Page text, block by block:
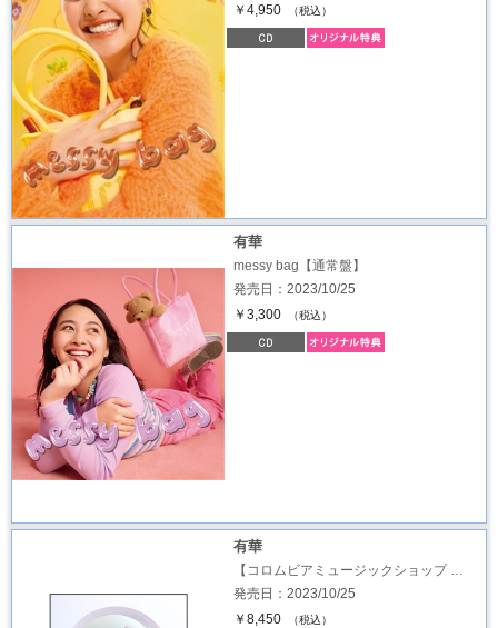
￥4,950
（税込）
有華
messy bag【通常盤】
発売日：2023/10/25
￥3,300
（税込）
有華
【コロムビアミュージックショップ …
発売日：2023/10/25
￥8,450
（税込）